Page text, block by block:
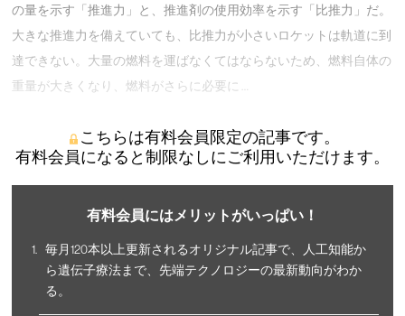
の量を示す「推進力」と、推進剤の使用効率を示す「比推力」だ。
大きな推進力を備えていても、比推力が小さいロケットは軌道に到
達できない。大量の燃料を運ばなくてはならないため、燃料自体の
重量が大きくなり、燃料がさらに必要に …
こちらは有料会員限定の記事です。
有料会員になると制限なしにご利用いただけます。
有料会員にはメリットがいっぱい！
毎月120本以上更新されるオリジナル記事で、人工知能か
ら遺伝子療法まで、先端テクノロジーの最新動向がわか
る。